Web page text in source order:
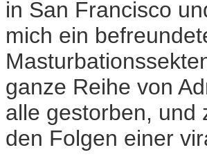
in San Francisco
mich ein
ganze Reihe von
alle gestorben, und
den Folgen einer